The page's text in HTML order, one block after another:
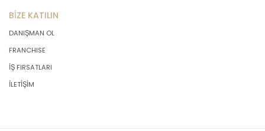
BİZE KATILIN
DANIŞMAN OL
FRANCHISE
İŞ FIRSATLARI
İLETİŞİM